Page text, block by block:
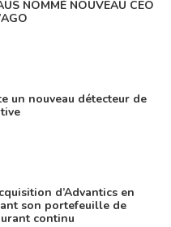
NOMMÉ NOUVEAU CEO
un nouveau détecteur de
d’Advantics en
son portefeuille de
continu